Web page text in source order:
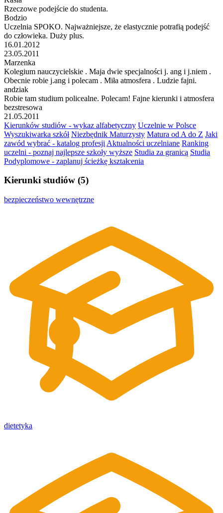
Rzeczowe podejście do studenta.
Bodzio
Uczelnia SPOKO. Najważniejsze, że elastycznie potrafią podejść
do człowieka. Duży plus.
16.01.2012
23.05.2011
Marzenka
Kolegium nauczycielskie . Maja dwie specjalności j. ang i j.niem .
Obecnie robie j.ang i polecam . Miła atmosfera . Ludzie fajni.
andziak
Robie tam studium policealne. Polecam! Fajne kierunki i atmosfera
bezstresowa
21.05.2011
Kierunków studiów - wykaz alfabetyczny Uczelnie w Polsce
Wyszukiwarka szkół Niezbędnik Maturzysty Matura od A do Z Jaki
zawód wybrać - katalog profesji Aktualności uczelniane Ranking
uczelni - poznaj najlepsze szkoły wyższe Studia za granicą Studia
Podyplomowe - zaplanuj ścieżkę kształcenia
Kierunki studiów (5)
bezpieczeństwo wewnętrzne
dietetyka